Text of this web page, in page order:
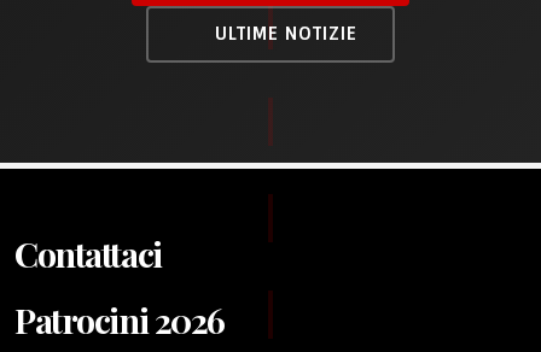
ULTIME NOTIZIE
Contattaci
Patrocini 2026